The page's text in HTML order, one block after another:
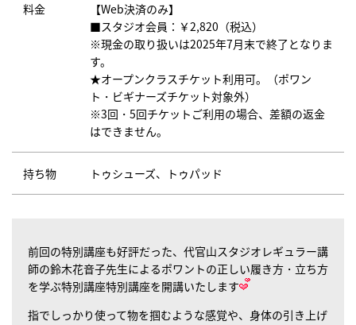
料金
【Web決済のみ】
■スタジオ会員：￥2,820（税込）
※現金の取り扱いは2025年7月末で終了となりま
す。
★オープンクラスチケット利用可。（ポワン
ト・ビギナーズチケット対象外）
※3回・5回チケットご利用の場合、差額の返金
はできません。
持ち物 トゥシューズ、トゥパッド
前回の特別講座も好評だった、代官山スタジオレギュラー講
師の鈴木花音子先生によるポワントの正しい履き方・立ち方
を学ぶ特別講座特別講座を開講いたします
指でしっかり使って物を掴むような感覚や、身体の引き上げ